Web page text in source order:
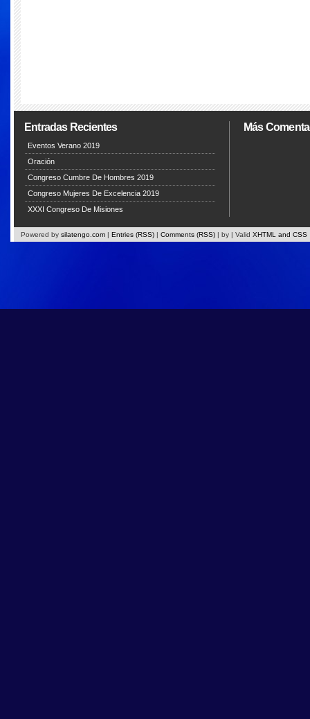
Entradas Recientes
Eventos Verano 2019
Oración
Congreso Cumbre De Hombres 2019
Congreso Mujeres De Excelencia 2019
XXXI Congreso De Misiones
Más
Powered by silatengo.com | Entries (RSS) | Comments (RSS) | by | Valid XHTML and CSS